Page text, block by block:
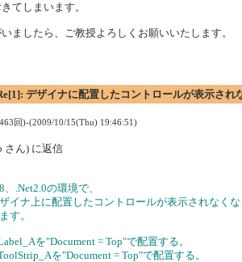
てしまいます。
ましたら、ご教授よろしくお願いいたします。
デザイナに配置したコントロールが表示され
回)-(2009/10/15(Thu) 19:46:51)
さん) に返信
.Net2.0の環境で、
イナ上に配置したコントロールが表示されなくな
す。
を"Document = Top"で配置する。
を"Document = Top"で配置する。